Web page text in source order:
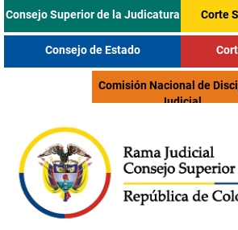
Consejo Superior de la Judicatura Corte
Consejo de Estado
Comisión Nacional de
Judicial